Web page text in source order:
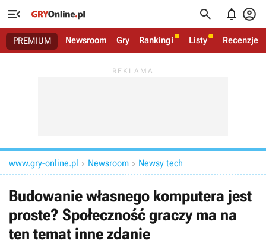
   
PREMIUM Newsroom Gry Rankingi Listy Recenzje
www.gry-online.pl  Newsroom  Newsy tech
Budowanie własnego komputera jest
proste? Społeczność graczy ma na
ten temat inne zdanie